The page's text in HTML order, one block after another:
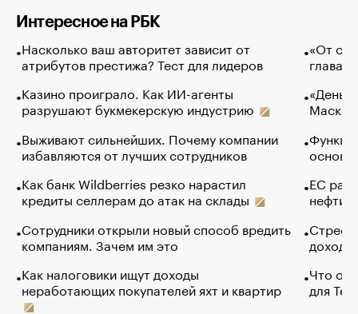
Интересное на РБК
Насколько ваш авторитет зависит от
атрибутов престижа? Тест для лидеров
Казино проиграло. Как ИИ-агенты
разрушают букмекерскую индустрию
Выживают сильнейших. Почему компании
избавляются от лучших сотрудников
Как банк Wildberries резко нарастил
кредиты селлерам до атак на склады
Сотрудники открыли новый способ вредить
компаниям. Зачем им это
Как налоговики ищут доходы
неработающих покупателей яхт и квартир
«От
глава
Маск в
основ
ЕС
нефти
Что
для